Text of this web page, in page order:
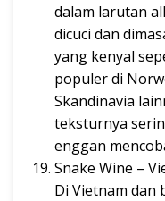
dalam larutan
dicuci dan
yang kenyal
populer di
Skandinavia
teksturnya
enggan
Snake Wine –
Di Vietnam dan